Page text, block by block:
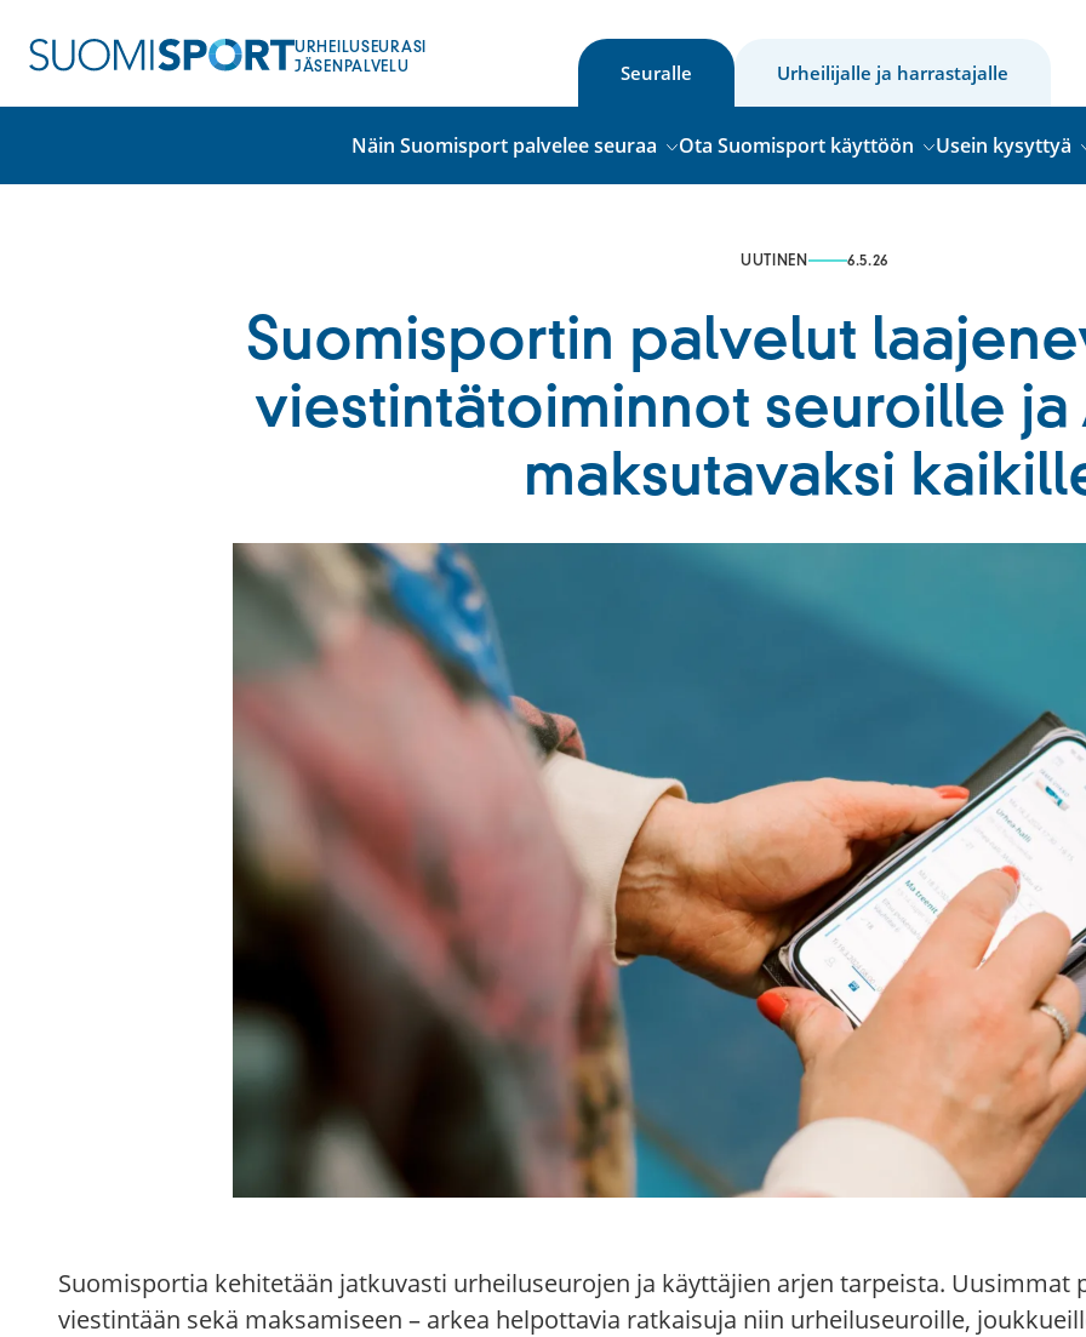
sisältöön
URHEILUSEURASI
JÄSENPALVELU
Seuralle Urheilijalle ja harrastajalle
Näin Suomisport palvelee seuraa Ota Suomisport käyttöön Usein kysyttyä
UUTINEN 6.5.26
Suomisportin palvelut
viestintätoiminnot seuroille ja
maksutavaksi
Suomisportia kehitetään jatkuvasti urheiluseurojen ja käyttäjien arjen tarpeista.
viestintään sekä maksamiseen – arkea helpottavia ratkaisuja niin urheiluseuroille,